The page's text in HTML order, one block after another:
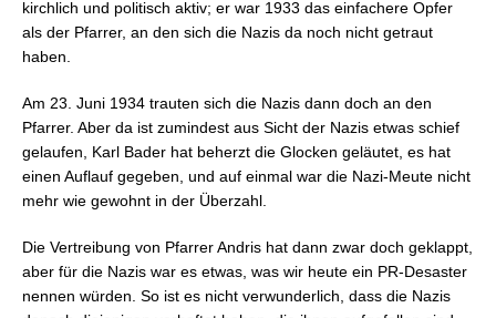
kirchlich und politisch aktiv; er war 1933 das einfachere Opfer
als der Pfarrer, an den sich die Nazis da noch nicht getraut
haben.
Am 23. Juni 1934 trauten sich die Nazis dann doch an den
Pfarrer. Aber da ist zumindest aus Sicht der Nazis etwas schief
gelaufen, Karl Bader hat beherzt die Glocken geläutet, es hat
einen Auflauf gegeben, und auf einmal war die Nazi-Meute nicht
mehr wie gewohnt in der Überzahl.
Die Vertreibung von Pfarrer Andris hat dann zwar doch geklappt,
aber für die Nazis war es etwas, was wir heute ein PR-Desaster
nennen würden. So ist es nicht verwunderlich, dass die Nazis